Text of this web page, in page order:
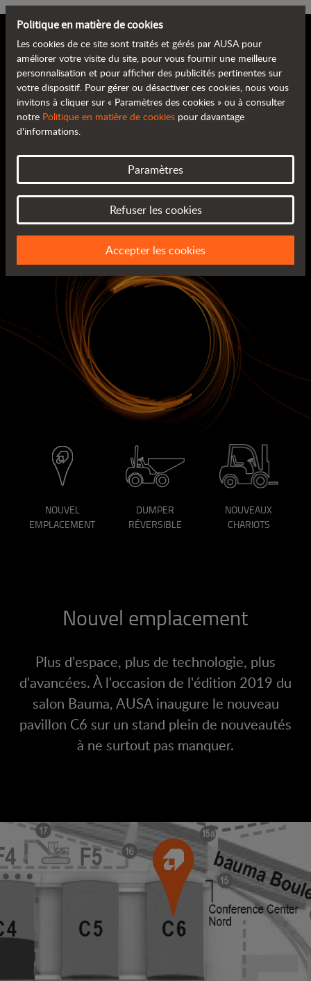
Join the rotating
Venez nous rendre visite au pavillon C6
Du 8 au 14 avril. Bauma
NOUVEL
EMPLACEMENT
DUMPER
RÉVERSIBLE
NOUVEAUX
CHARIOTS
Nouvel emplacement
Plus d'espace, plus de technologie, plus
d'avancées. À l'occasion de l'édition 2019 du
salon Bauma, AUSA inaugure le nouveau
pavillon C6 sur un stand plein de nouveautés
à ne surtout pas manquer.
Politique en matière de cookies
Les cookies de ce site sont traités et gérés par AUSA pour
améliorer votre visite du site, pour vous fournir une meilleure
personnalisation et pour afficher des publicités pertinentes sur
votre dispositif. Pour gérer ou désactiver ces cookies, nous vous
invitons à cliquer sur « Paramètres des cookies » ou à consulter
notre Politique en matière de cookies pour davantage
d'informations.
Paramètres
Refuser les cookies
Accepter les cookies